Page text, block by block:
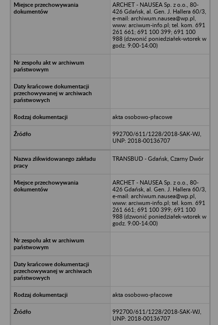
ARCHET - NAUSEA Sp. z o.o., 80-
426 Gdańsk, al. Gen. J. Hallera 60/3,
e-mail: archiwum.nausea@wp.pl,
www: arciwum-info.pl; tel. kom. 691
261 661; 691 100 399; 691 100
988 (dzwonić poniedziałek-wtorek w
godz. 9:00-14:00)
akta osobowo-płacowe
992700/611/1228/2018-SAK-WJ,
UNP: 2018-00136707
TRANSBUD - Gdańsk, Czarny Dwór
ARCHET - NAUSEA Sp. z o.o., 80-
426 Gdańsk, al. Gen. J. Hallera 60/3,
e-mail: archiwum.nausea@wp.pl,
www: arciwum-info.pl; tel. kom. 691
261 661; 691 100 399; 691 100
988 (dzwonić poniedziałek-wtorek w
godz. 9:00-14:00)
akta osobowo-płacowe
992700/611/1228/2018-SAK-WJ,
UNP: 2018-00136707